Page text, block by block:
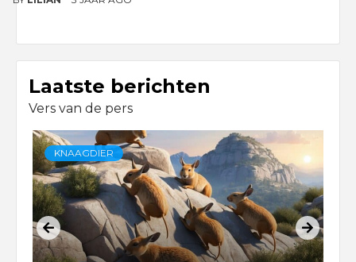
Laatste berichten
Vers van de pers
KNAAGDIER